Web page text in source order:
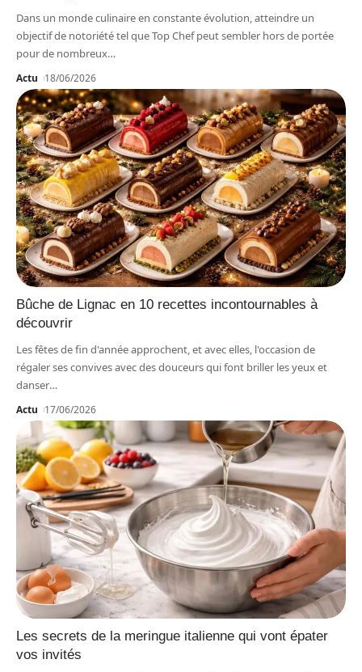
Dans un monde culinaire en constante évolution, atteindre un
objectif de notoriété tel que Top Chef peut sembler hors de portée
pour de nombreux…
Actu 18/06/2026
Bûche de Lignac en 10 recettes incontournables à
découvrir
Les fêtes de fin d'année approchent, et avec elles, l'occasion de
régaler ses convives avec des douceurs qui font briller les yeux et
danser…
Actu 17/06/2026
Les secrets de la meringue italienne qui vont épater
vos invités